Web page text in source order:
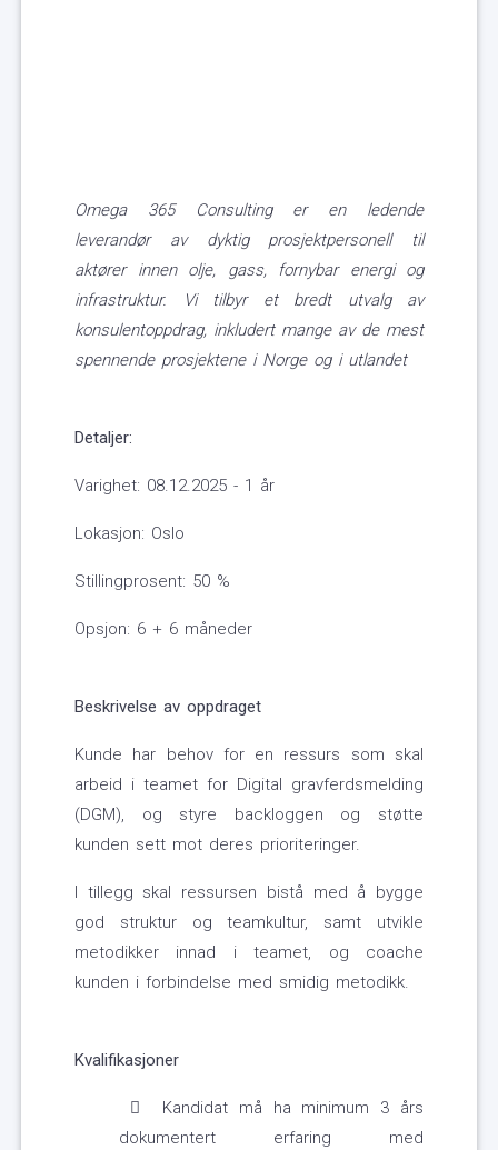
Omega 365 Consulting er en ledende
leverandør av dyktig prosjektpersonell til
aktører innen olje, gass, fornybar energi og
infrastruktur. Vi tilbyr et bredt utvalg av
konsulentoppdrag, inkludert mange av de mest
spennende prosjektene i Norge og i utlandet
Detaljer:
Varighet: 08.12.2025 - 1 år
Lokasjon: Oslo
Stillingprosent: 50 %
Opsjon: 6 + 6 måneder
Beskrivelse av oppdraget
Kunde har behov for en ressurs som skal
arbeid i teamet for Digital gravferdsmelding
(DGM), og styre backloggen og støtte
kunden sett mot deres prioriteringer.
I tillegg skal ressursen bistå med å bygge
god struktur og teamkultur, samt utvikle
metodikker innad i teamet, og coache
kunden i forbindelse med smidig metodikk.
Kvalifikasjoner
Kandidat må ha minimum 3 års
dokumentert erfaring med